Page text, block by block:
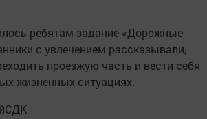
ребятам задание «Дорожные
с увлечением рассказывали,
проезжую часть и вести себя
жизненных ситуациях.